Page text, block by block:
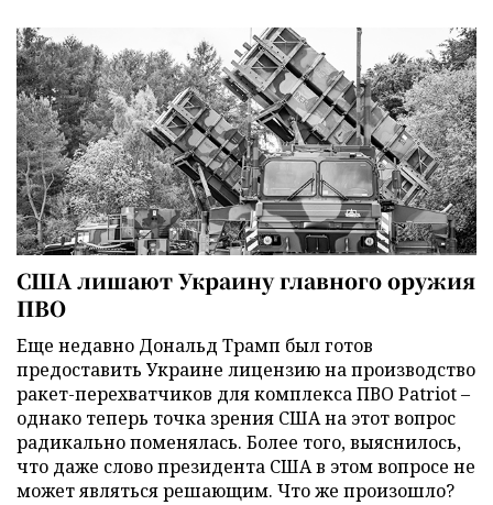
США лишают Украину главного оружия
ПВО
Еще недавно Дональд Трамп был готов
предоставить Украине лицензию на производство
ракет-перехватчиков для комплекса ПВО Patriot –
однако теперь точка зрения США на этот вопрос
радикально поменялась. Более того, выяснилось,
что даже слово президента США в этом вопросе не
может являться решающим. Что же произошло?